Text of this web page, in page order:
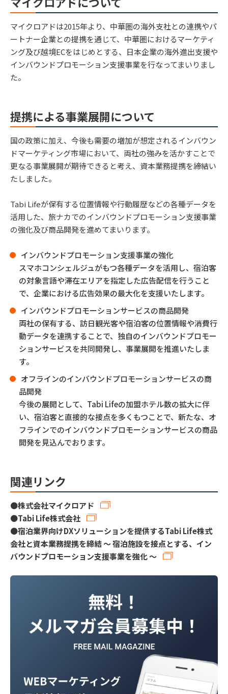
マイクロアドは2015年より、中華圏の海外支社との連携やパ
ートナー企業との提携を通じて、中華圏におけるマーケティ
ング及び越境ECをはじめとする、日本企業の海外進出支援や
インバウンドプロモーション支援事業を行なってまいりまし
た。
提携による事業展開について
国の政策に加え、今後も需要の増加が想定されるインバウン
ドマーケティング市場において、両社の強みを活かすことで
更なる事業展開が期待できると考え、資本業務提携を締結い
たしました。
Tabi Lifeが保有する位置情報や行動履歴などの各種データを
活用した、旅ナカでのインバウンドプロモーション支援事業
の強化及び商品開発を進めてまいります。
インバウンドプロモーション支援事業の強化
スマホコンシェルジュがもつ各種データを活用し、宿泊客
の対象言語や滞在エリアを指定した広告配信を行うこと
で、企業における広告効果の最大化を支援いたします。
インバウンドプロモーションサービスの商品開発
両社の保有する、訪日観光客や宿泊客の位置情報や消費行
動データを連携することで、独自のインバウンドプロモー
ションサービスを共同開発し、事業展開を推進いたしま
す。
オフラインのインバウンドプロモーションサービスの商
品開発
今後の展開として、Tabi Lifeの加盟ホテル数の拡大に伴
い、宿泊客と直接的な接点を多くもつことで、新たな、オ
フラインでのインバウンドプロモーションサービスの商品
開発を見込んでおります。
関連リンク
●株式会社マイクロアド
●Tabi Life株式会社
●宿泊業界向けDXソリューションを提供するTabi Life株式
会社と資本業務提携を締結 〜 宿泊施設を接点とする、イン
バウンドプロモーション支援事業を強化 〜